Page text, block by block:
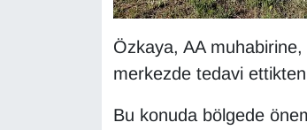
Özkaya, AA
merkezde tedavi ettikten
Bu konuda bölgede
Sinema - TV